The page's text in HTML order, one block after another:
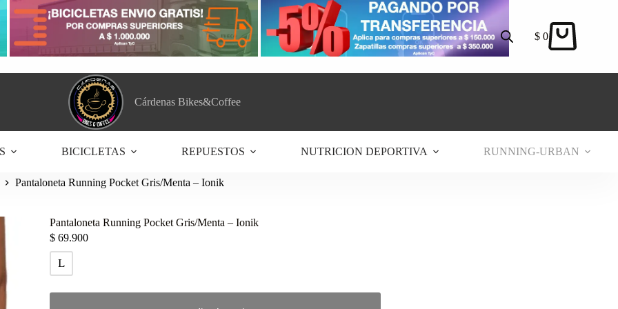
Carro
$ 0
Cárdenas Bikes&Coffee
BICICLETAS REPUESTOS NUTRICION DEPORTIVA RUNNING-URBAN
Pantaloneta Running Pocket Gris/Menta – Ionik
Pantaloneta Running Pocket Gris/Menta – Ionik
$ 69.900
L